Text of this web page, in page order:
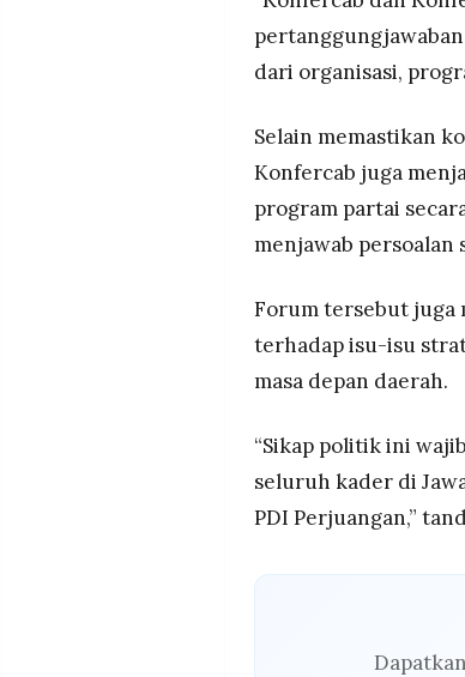
dari organisasi,
Selain memastikan
Konfercab juga
program partai
menjawab persoalan
Forum tersebut juga
terhadap isu-isu
masa depan daerah.
“Sikap politik ini
seluruh kader di
PDI Perjuangan,”